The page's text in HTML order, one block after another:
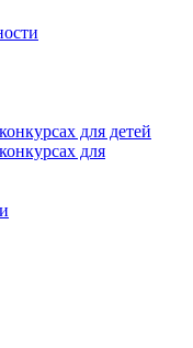
для детей
для